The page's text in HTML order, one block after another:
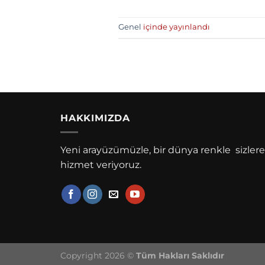
Genel içinde yayınlandı
HAKKIMIZDA
Yeni arayüzümüzle, bir dünya renkle sizlere
hizmet veriyoruz.
Copyright 2026 © Tüm Hakları Saklıdır